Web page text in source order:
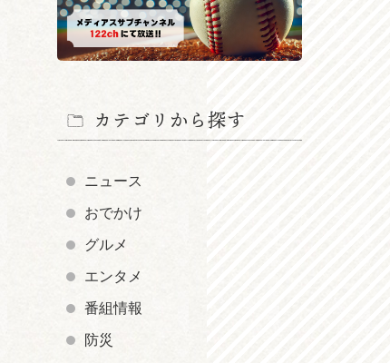
カテゴリから探す
ニュース
おでかけ
グルメ
エンタメ
番組情報
防災